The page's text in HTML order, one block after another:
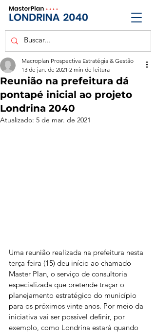
Reunião na prefeitura dá
pontapé inicial ao projeto
Londrina 2040
Macroplan Prospectiva Estratégia & Gestão
13 de jan. de 2021 2 min de leitura
Atualizado: 5 de mar. de 2021
Uma reunião realizada na prefeitura nesta
terça-feira (15) deu início ao chamado
Master Plan, o serviço de consultoria
especializada que pretende traçar o
planejamento estratégico do município
para os próximos vinte anos. Por meio da
iniciativa vai ser possível definir, por
exemplo, como Londrina estará quando